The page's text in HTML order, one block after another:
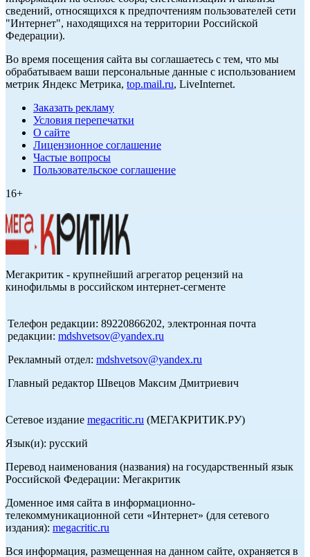
сведений, относящихся к предпочтениям пользователей сети
"Интернет", находящихся на территории Российской
Федерации).
Во время посещения сайта вы соглашаетесь с тем, что мы
обрабатываем ваши персональные данные с использованием
метрик Яндекс Метрика, top.mail.ru, LiveInternet.
Заказать рекламу
Условия перепечатки
О сайте
Лицензионное соглашение
Частые вопросы
Пользовательское соглашение
16+
Мегакритик - крупнейший агрегатор рецензий на
кинофильмы в российском интернет-сегменте
Телефон редакции: 89220866202, электронная почта
редакции: mdshvetsov@yandex.ru
Рекламный отдел: mdshvetsov@yandex.ru
Главный редактор Швецов Максим Дмитриевич
Сетевое издание megacritic.ru (МЕГАКРИТИК.РУ)
Язык(и): русский
Перевод наименования (названия) на государственный язык
Российской Федерации: Мегакритик
Доменное имя сайта в информационно-
телекоммуникационной сети «Интернет» (для сетевого
издания): megacritic.ru
Вся информация, размещенная на данном сайте, охраняется в